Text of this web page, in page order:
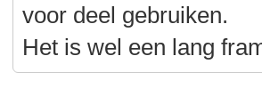
voor deel gebruiken.
Het is wel een lang